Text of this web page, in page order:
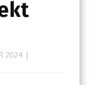
2024|